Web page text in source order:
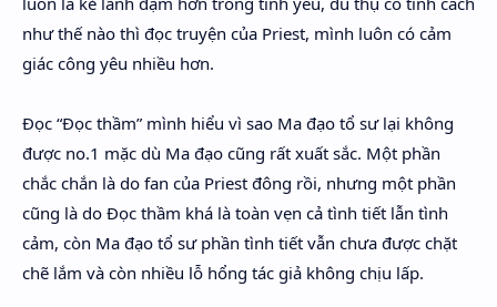
như thế nào thì đọc truyện của Priest, mình luôn có cảm
giác công yêu nhiều hơn.
Đọc “Đọc thầm” mình hiểu vì sao Ma đạo tổ sư lại không
được no.1 mặc dù Ma đạo cũng rất xuất sắc. Một phần
chắc chắn là do fan của Priest đông rồi, nhưng một phần
cũng là do Đọc thầm khá là toàn vẹn cả tình tiết lẫn tình
cảm, còn Ma đạo tổ sư phần tình tiết vẫn chưa được chặt
chẽ lắm và còn nhiều lỗ hổng tác giả không chịu lấp.